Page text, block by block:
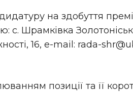
на здобуття
с. Шрамківка
16, e-mail: rada-
позиції та її